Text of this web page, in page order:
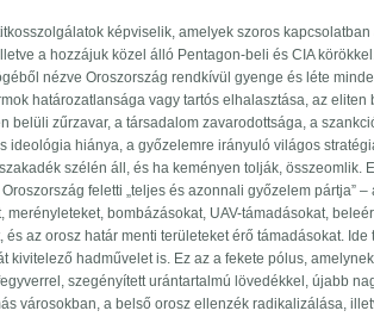
képviselik, amelyek szoros
a hozzájuk közel álló Pentagon-beli és CIA
nézve Oroszország rendkívül gyenge és léte
határozatlansága vagy tartós elhalasztása, az
belüli zűrzavar, a társadalom zavarodottsága, a
ideológia hiánya, a győzelemre irányuló világos
szélén áll, és ha keményen tolják, összeomlik.
feletti „teljes és azonnali győzelem pártja”
bombázásokat, UAV-támadásokat,
az orosz határ menti területeket érő támadásokat.
kivitelező hadművelet is. Ez az a fekete pólus,
szegényített urántartalmú lövedékkel, újabb
városokban, a belső orosz ellenzék radikalizálása,